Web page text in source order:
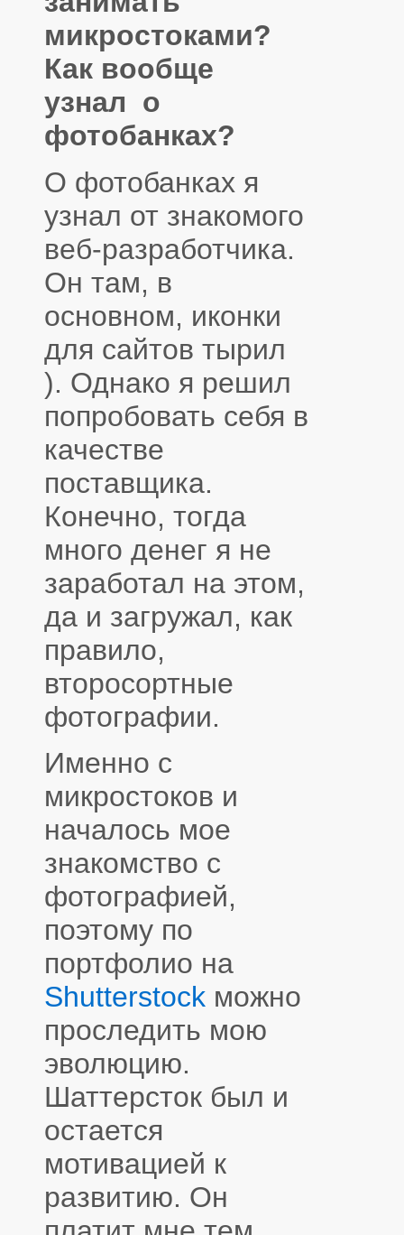
микростоками?
Как вообще
узнал о
фотобанках?
О фотобанках я
узнал от знакомого
веб-разработчика.
Он там, в
основном, иконки
для сайтов тырил
). Однако я решил
попробовать себя в
качестве
поставщика.
Конечно, тогда
много денег я не
заработал на этом,
да и загружал, как
правило,
второсортные
фотографии.
Именно с
микростоков и
началось мое
знакомство с
фотографией,
поэтому по
портфолио на
Shutterstock можно
проследить мою
эволюцию.
Шаттерсток был и
остается
мотивацией к
развитию. Он